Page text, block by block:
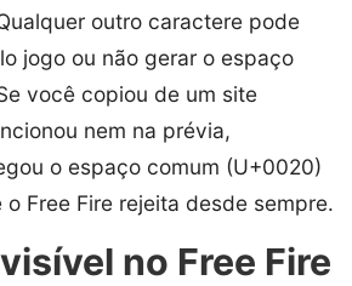
outro caractere pode
jogo ou não gerar o espaço
você copiou de um site
nem na prévia,
o espaço comum (U+0020)
Free Fire rejeita desde sempre.
no Free Fire